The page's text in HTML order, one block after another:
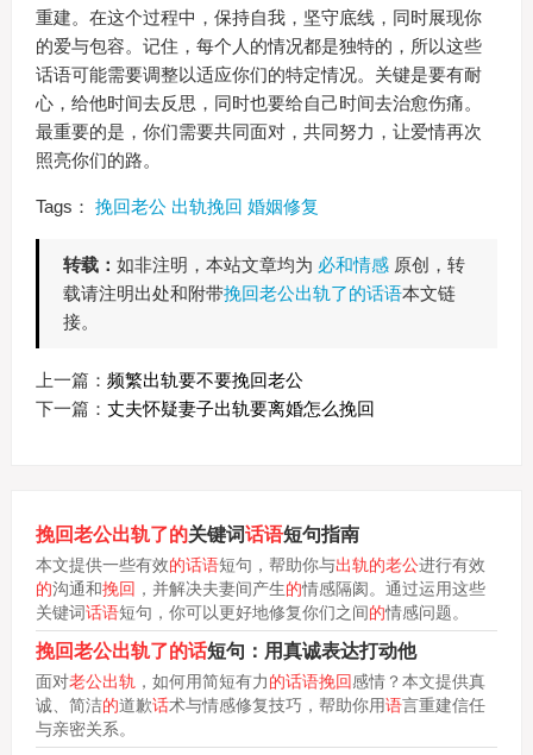
重建。在这个过程中，保持自我，坚守底线，同时展现你
的爱与包容。记住，每个人的情况都是独特的，所以这些
话语可能需要调整以适应你们的特定情况。关键是要有耐
心，给他时间去反思，同时也要给自己时间去治愈伤痛。
最重要的是，你们需要共同面对，共同努力，让爱情再次
照亮你们的路。
Tags： 挽回老公 出轨挽回 婚姻修复
转载： 如非注明，本站文章均为 必和情感原创，转
载请注明出处和附带挽回老公出轨了的话语本文链
接。
上一篇： 频繁出轨要不要挽回老公
下一篇： 丈夫怀疑妻子出轨要离婚怎么挽回
挽回老公出轨了的关键词话语短句指南
本文提供一些有效的话语短句，帮助你与出轨的老公进行有效
的沟通和挽回 ，并解决夫妻间产生的情感隔阂。通过运用这些
关键词话语短句，你可以更好地修复你们之间的情感问题。
挽回老公出轨了的话短句：用真诚表达打动他
面对老公出轨 ，如何用简短有力的话语挽回感情？本文提供真
诚、简洁的道歉话术与情感修复技巧，帮助你用语言重建信任
与亲密关系。